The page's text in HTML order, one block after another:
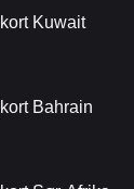
Kuwait
Bahrain